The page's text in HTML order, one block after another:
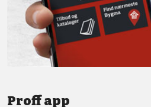
Proff app